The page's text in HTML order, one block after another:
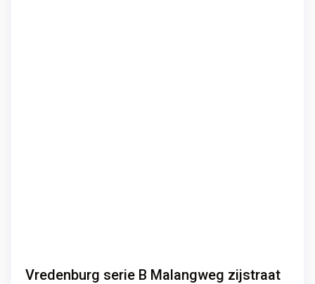
Vredenburg serie B Malangweg zijstraat